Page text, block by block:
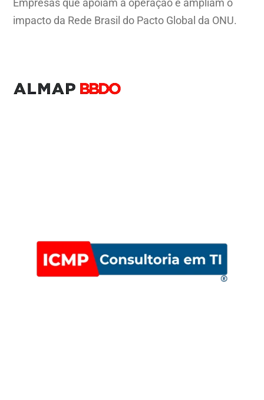
Empresas que apoiam a operação e ampliam o
impacto da Rede Brasil do Pacto Global da ONU.